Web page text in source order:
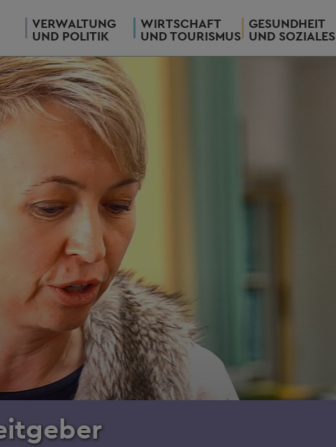
VERWALTUNG
UND POLITIK
WIRTSCHAFT
UND TOURISMUS
GESUNDHEIT
UND SOZIALES